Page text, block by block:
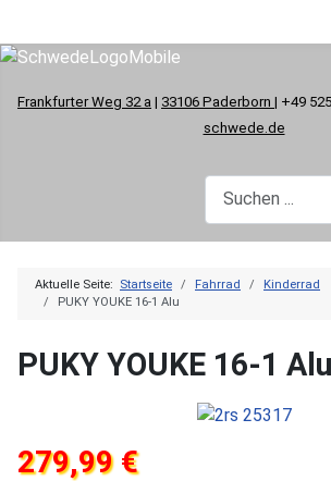
Frankfurter Weg 32 a | 33106 Paderborn | +49
schwede.de
Aktuelle Seite: Startseite Fahrrad
Kinderrad
PUKY YOUKE 16-1 Alu
PUKY YOUKE 16-1 Alu
279,99 €